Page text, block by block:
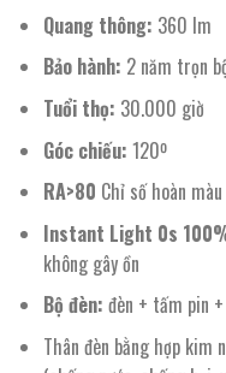
Quang thông: 360 lm
Bảo hành: 2 năm trọn
Tuổi thọ: 30.000 giờ
Góc chiếu: 120º
RA>80 Chỉ số hoàn
Instant Light 0s
không gây ồn
Bộ đèn: đèn + tấm pin
Thân đèn bằng hợp kim